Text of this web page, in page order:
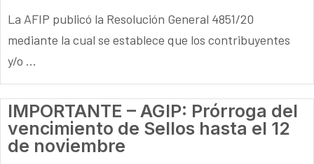
La AFIP publicó la Resolución General 4851/20
mediante la cual se establece que los contribuyentes
y/o ...
IMPORTANTE – AGIP: Prórroga del
vencimiento de Sellos hasta el 12
de noviembre